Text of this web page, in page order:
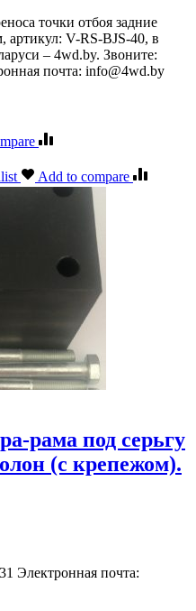
точки отбоя задние
V-RS-BJS-40, в
– 4wd.by. Звоните:
почта: info@4wd.by
Add to compare
рама под серьгу
(с крепежом).
Электронная почта: